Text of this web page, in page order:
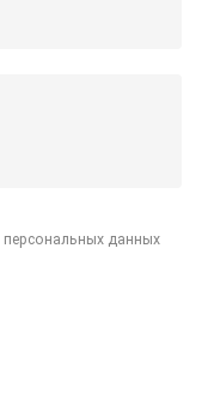
персональных данных